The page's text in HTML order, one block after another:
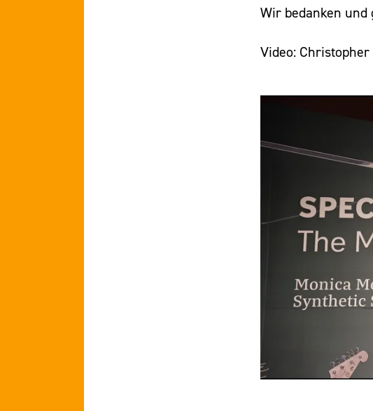
Wir bedanken
Video: